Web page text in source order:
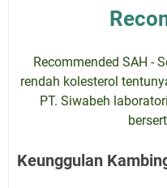
Recommended SAH -
rendah kolesterol
PT. Siwabeh
Keunggulan